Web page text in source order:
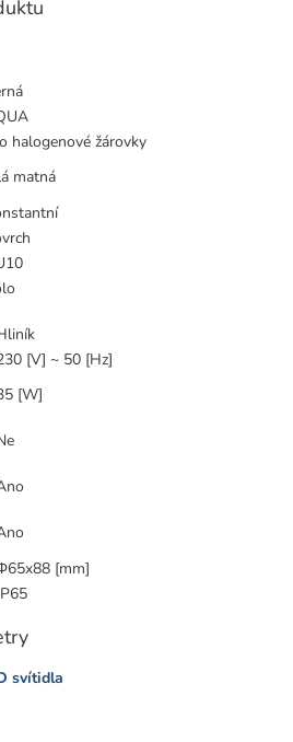
halogenové žárovky
matná
[V] ~ 50 [Hz]
[W]
[mm]
svítidla